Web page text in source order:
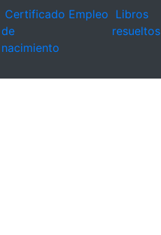
Certificado
de
nacimiento
Empleo Libros
resueltos